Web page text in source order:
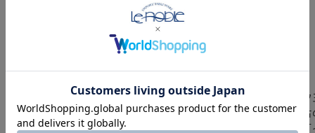
FEATURE
特集